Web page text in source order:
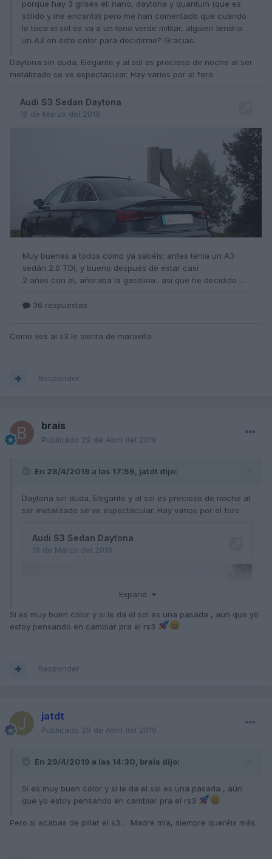
porque hay 3 grises el: nano, daytona y quantum (que es
sólido y me encanta) pero me han comentado que cuando
le toca el sol se va a un tono verde militar, alguien tendria
un A3 en este color para decidirme? Gracias.
Daytona sin duda. Elegante y al sol es precioso de noche al ser
metalizado se ve espectacular. Hay varios por el foro
Como ves al s3 le sienta de maravilla
Responder
brais
Publicado 29 de Abril del 2019
En 28/4/2019 a las 17:59, jatdt dijo:
Daytona sin duda. Elegante y al sol es precioso de noche al
ser metalizado se ve espectacular. Hay varios por el foro
Expand
Si es muy buen color y si le da el sol es una pasada , aún que yo
estoy pensando en cambiar pra el rs3
Responder
jatdt
Publicado 29 de Abril del 2019
En 29/4/2019 a las 14:30, brais dijo:
Si es muy buen color y si le da el sol es una pasada , aún
que yo estoy pensando en cambiar pra el rs3
Pero si acabas de pillar el s3... Madre mía, siempre queréis más.